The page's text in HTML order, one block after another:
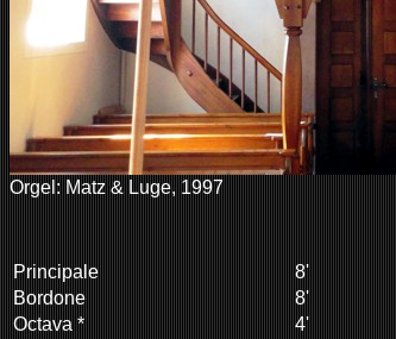
Orgel: Matz & Luge, 1997
Principale
8'
Bordone
8'
Octava *
4'